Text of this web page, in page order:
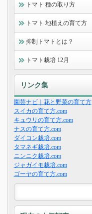
トマト 種の取り方
トマト 地植えの育て方
抑制トマトとは？
トマト栽培 12月
リンク集
園芸ナビ｜花と野菜の育て方
スイカの育て方.com
キュウリの育て方.com
ナスの育て方.com
ダイコン栽培.com
タマネギ栽培.com
ニンニク栽培.com
ジャガイモ栽培.com
ゴーヤの育て方.com